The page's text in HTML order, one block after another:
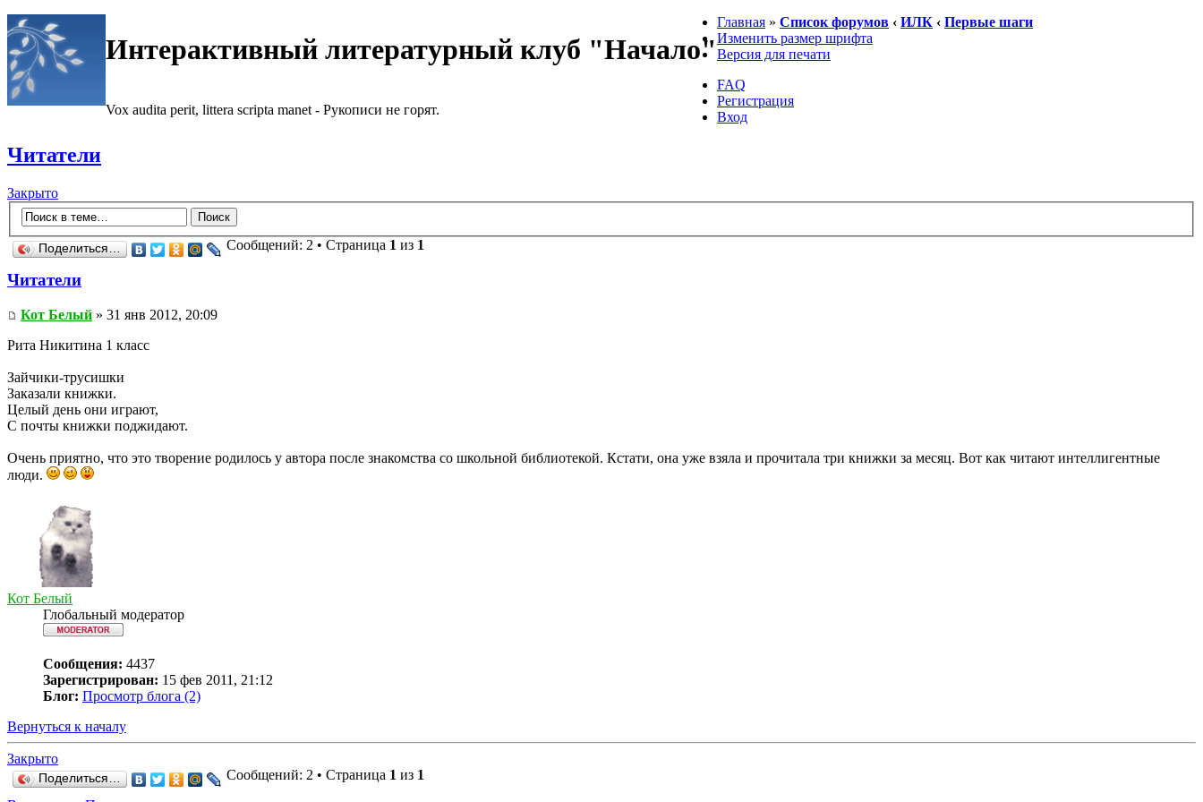
Интерактивный литературный клуб "Начало"
Vox audita perit, littera scripta manet - Рукописи не горят.
Главная » Список форумов ‹ ИЛК ‹ Первые шаги
Изменить размер шрифта
Версия для печати
FAQ
Регистрация
Вход
Читатели
Закрыто
Поделиться… Сообщений: 2 • Страница 1 из 1
Читатели
Кот Белый » 31 янв 2012, 20:09
Рита Никитина 1 класс
Зайчики-трусишки
Заказали книжки.
Целый день они играют,
С почты книжки поджидают.
Очень приятно, что это творение родилось у автора после знакомства со школьной библиотекой. Кстати, она уже взяла и прочитала три книжки за месяц. Вот как читают интеллигентные
люди.
Кот Белый
Глобальный модератор
Сообщения: 4437
Зарегистрирован: 15 фев 2011, 21:12
Блог: Просмотр блога (2)
Вернуться к началу
Закрыто
Поделиться… Сообщений: 2 • Страница 1 из 1